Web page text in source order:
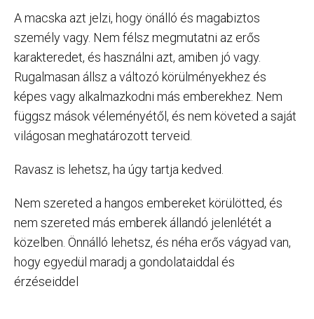
A macska azt jelzi, hogy önálló és magabiztos
személy vagy. Nem félsz megmutatni az erős
karakteredet, és használni azt, amiben jó vagy.
Rugalmasan állsz a változó körülményekhez és
képes vagy alkalmazkodni más emberekhez. Nem
függsz mások véleményétől, és nem követed a saját
világosan meghatározott terveid.
Ravasz is lehetsz, ha úgy tartja kedved.
Nem szereted a hangos embereket körülötted, és
nem szereted más emberek állandó jelenlétét a
közelben. Önnálló lehetsz, és néha erős vágyad van,
hogy egyedül maradj a gondolataiddal és
érzéseiddel